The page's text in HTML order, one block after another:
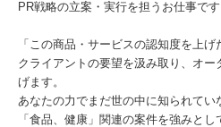
PR戦略の立案・実行を担うお仕事です
「この商品・サービスの認知度を上げ
クライアントの要望を汲み取り、オ
げます。
あなたの力でまだ世の中に知られてい
「食品、健康」関連の案件を強みとし